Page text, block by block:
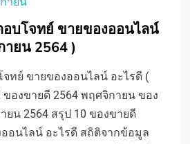
บโจทย์ ขายของออนไลน์
ายน 2564 )
ทย์ ขายของออนไลน์ อะไรดี (
องขายดี 2564 พฤศจิกายน ของ
ยน 2564 สรุป 10 ของขายดี
อนไลน์ อะไรดี สถิติจากข้อมูล